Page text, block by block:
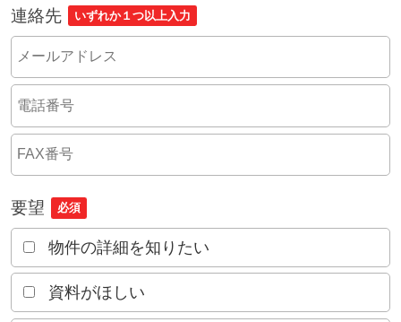
連絡先 いずれか１つ以上入力
要望 必須
物件の詳細を知りたい
資料がほしい